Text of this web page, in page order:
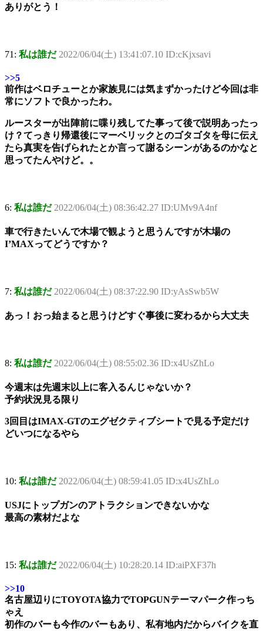
ありがとう！
71: 私は誰だ 2022/06/04(土) 13:41:07.10 ID:cKjxsavi
>>5
前作はベロチューとか家族見には気まずかったけど今回は非
常にソフトで良かったわ。
ルースターが出陣前に喋り残してた事って後で説明あったっ
け？てっきり帰還後にマーベリックとのゴタゴタを母に伝え
たら真実を告げられたとか言って謝るシーンがあるのかなと
思ってたんやけど。。
6: 私は誰だ 2022/06/04(土) 08:36:42.27 ID:UMv9A4nf
車で行きたいんで木場で観ようと思うんですが木場の
I’MAXってどうですか？
7: 私は誰だ 2022/06/04(土) 08:37:22.90 ID:yAsSwb5W
あっ！おっ始まると思うけどすぐ事後に変わるから大丈夫
8: 私は誰だ 2022/06/04(土) 08:55:02.36 ID:x4UsZhLo
今週末は先週末以上に客入るんじゃないか？
予約状況見る限り
3回目はIMAX-GTのエグゼクティブシートで見る予定だけ
どいつになるやら
10: 私は誰だ 2022/06/04(土) 08:59:41.05 ID:x4UsZhLo
USJにトップガンのアトラクションできないかな
最高の素材だよな
15: 私は誰だ 2022/06/04(土) 10:28:20.14 ID:aiPXF37h
>>10
名古屋辺りにTOYOTA協力でTOPGUNテーマパーク作っち
ゃえ
初作のバーも今作のバーもあり、私有地内だからバイクを直